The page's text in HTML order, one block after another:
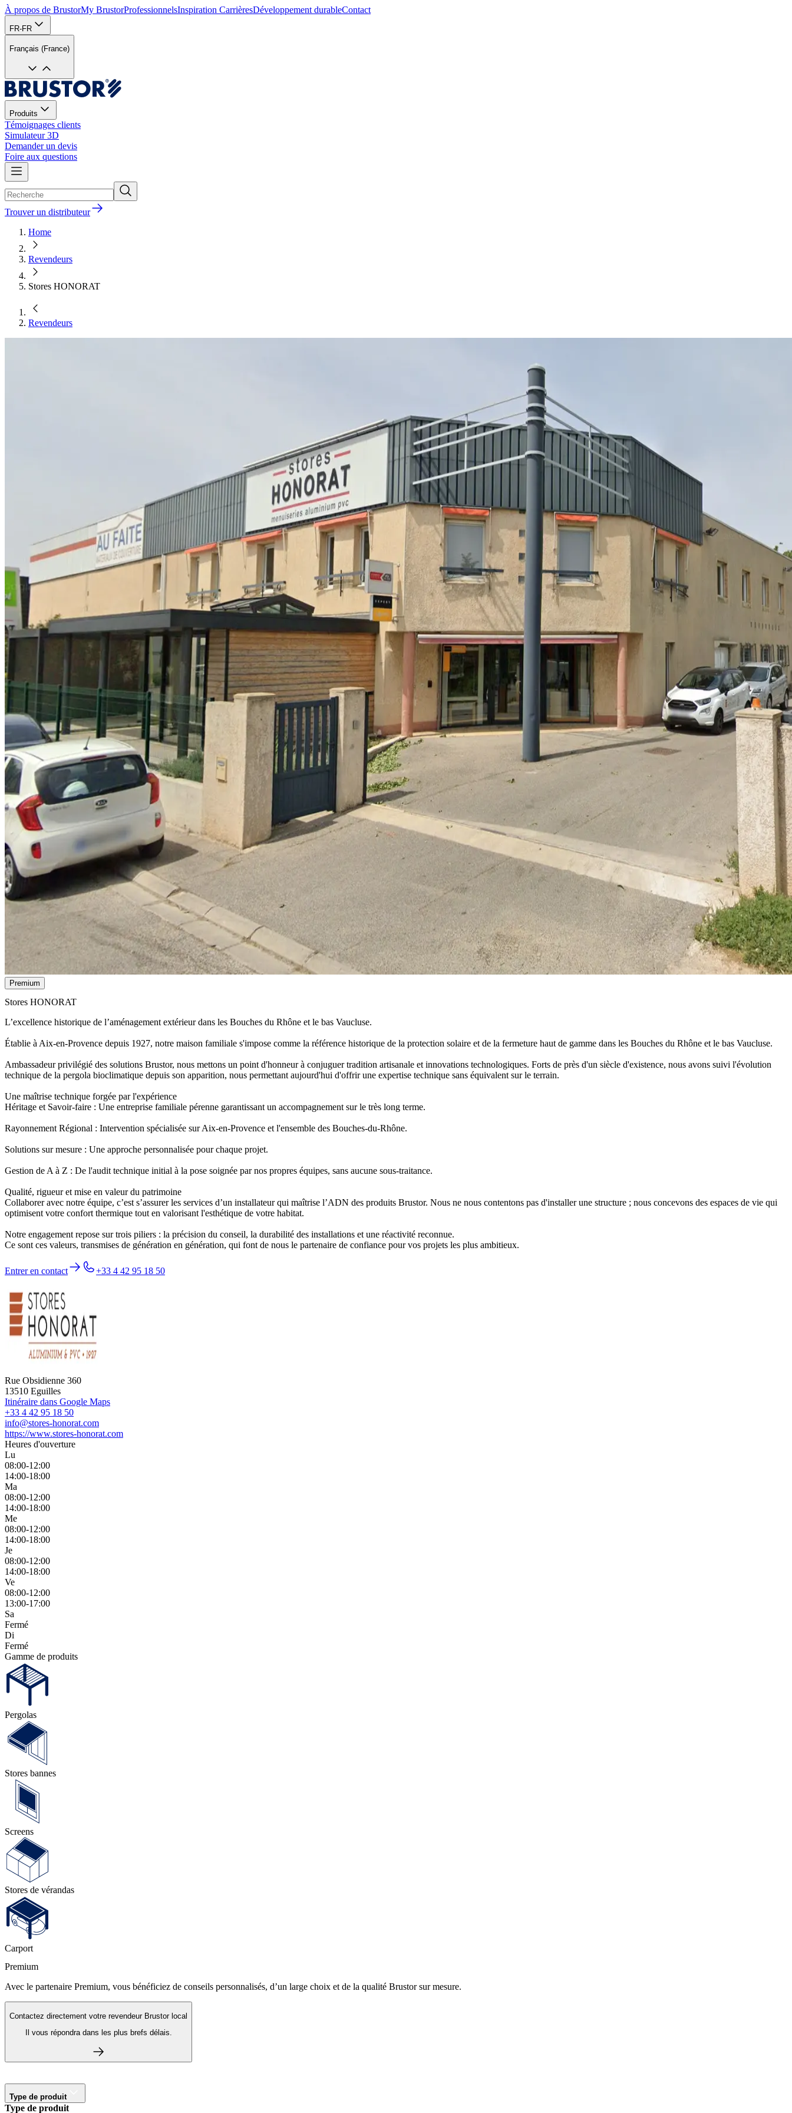
À propos de BrustorMy BrustorProfessionnelsInspiration CarrièresDéveloppement durableContact
FR-FR
Français (France)
Produits
Témoignages clients
Simulateur 3D
Demander un devis
Foire aux questions
Trouver un distributeur
Home
Revendeurs
Stores HONORAT
Revendeurs
Premium
Stores HONORAT
L’excellence historique de l’aménagement extérieur dans les Bouches du Rhône et le bas Vaucluse.
Établie à Aix-en-Provence depuis 1927, notre maison familiale s'impose comme la référence historique de la protection solaire et de la fermeture haut de gamme dans les Bouches du Rhône et le bas Vaucluse.
Ambassadeur privilégié des solutions Brustor, nous mettons un point d'honneur à conjuguer tradition artisanale et innovations technologiques. Forts de près d'un siècle d'existence, nous avons suivi l'évolution
technique de la pergola bioclimatique depuis son apparition, nous permettant aujourd'hui d'offrir une expertise technique sans équivalent sur le terrain.
Une maîtrise technique forgée par l'expérience
Héritage et Savoir-faire : Une entreprise familiale pérenne garantissant un accompagnement sur le très long terme.
Rayonnement Régional : Intervention spécialisée sur Aix-en-Provence et l'ensemble des Bouches-du-Rhône.
Solutions sur mesure : Une approche personnalisée pour chaque projet.
Gestion de A à Z : De l'audit technique initial à la pose soignée par nos propres équipes, sans aucune sous-traitance.
Qualité, rigueur et mise en valeur du patrimoine
Collaborer avec notre équipe, c’est s’assurer les services d’un installateur qui maîtrise l’ADN des produits Brustor. Nous ne nous contentons pas d'installer une structure ; nous concevons des espaces de vie qui
optimisent votre confort thermique tout en valorisant l'esthétique de votre habitat.
Notre engagement repose sur trois piliers : la précision du conseil, la durabilité des installations et une réactivité reconnue.
Ce sont ces valeurs, transmises de génération en génération, qui font de nous le partenaire de confiance pour vos projets les plus ambitieux.
Entrer en contact +33 4 42 95 18 50
Rue Obsidienne 360
13510 Eguilles
Itinéraire dans Google Maps
+33 4 42 95 18 50
info@stores-honorat.com
https://www.stores-honorat.com
Heures d'ouverture
Lu
08:00-12:00
14:00-18:00
Ma
08:00-12:00
14:00-18:00
Me
08:00-12:00
14:00-18:00
Je
08:00-12:00
14:00-18:00
Ve
08:00-12:00
13:00-17:00
Sa
Fermé
Di
Fermé
Gamme de produits
Pergolas
Stores bannes
Screens
Stores de vérandas
Carport
Premium
Avec le partenaire Premium, vous bénéficiez de conseils personnalisés, d’un large choix et de la qualité Brustor sur mesure.
Contactez directement votre revendeur Brustor local
Il vous répondra dans les plus brefs délais.
Type de produit
Type de produit